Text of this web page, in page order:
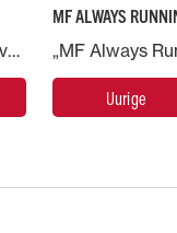
Kaitske oma investeeringut Massey Fergusoni ja andke oma masin ekspertide kätte.
MF ALWAYS
Uurige